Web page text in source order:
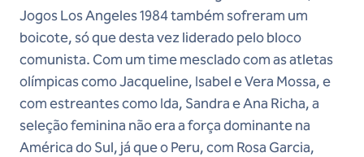
Jogos Los Angeles 1984 também sofreram um
boicote, só que desta vez liderado pelo bloco
comunista. Com um time mesclado com as atletas
olímpicas como Jacqueline, Isabel e Vera Mossa, e
com estreantes como Ida, Sandra e Ana Richa, a
seleção feminina não era a força dominante na
América do Sul, já que o Peru, com Rosa Garcia,